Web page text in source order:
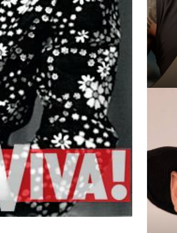
Архів журналу Viva!
(дівоче прізвище Олени
році. Пара одружилася в 2003
доньку Олександру (2004) та
ексклюзивне архівне